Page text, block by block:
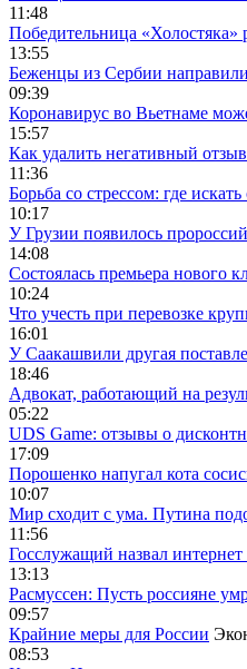
11:48
Победительница «Холостяка»
13:55
Беженцы из Сербии
09:39
Коронавирус во Вьетнаме
15:57
Как удалить негативный
11:36
Борьба со стрессом: где
10:17
У Грузии появилось
14:08
Cостоялась премьера нового
10:24
Что учесть при перевозке
16:01
У Саакашвили другая
18:46
Адвокат, работающий на
05:22
UDS Game: отзывы о
17:09
Порошенко напугал кота
10:07
Мир сходит с ума. Путина
11:56
Госслужащий назвал
13:13
Расмуссен: Пусть россияне
09:57
Крайние меры для России
08:53